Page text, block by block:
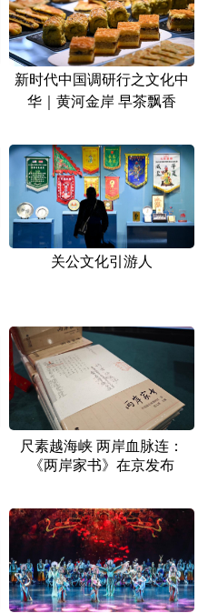
新时代中国调研行之文化中
华｜黄河金岸 早茶飘香
关公文化引游人
尺素越海峡 两岸血脉连：
《两岸家书》在京发布